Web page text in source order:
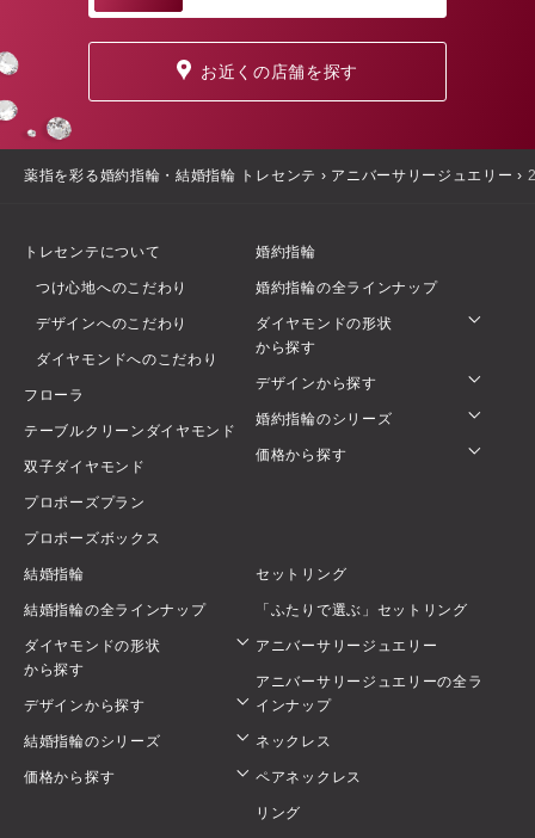
お近くの店舗を探す
薬指を彩る婚約指輪・結婚指輪 トレセンテ › アニバーサリージュエリー ›
トレセンテについて
つけ心地へのこだわり
デザインへのこだわり
ダイヤモンドへのこだわり
フローラ
テーブルクリーンダイヤモンド
双子ダイヤモンド
プロポーズプラン
プロポーズボックス
婚約指輪
婚約指輪の全ラインナップ
ダイヤモンドの形状
から探す
デザインから探す
婚約指輪のシリーズ
価格から探す
結婚指輪
結婚指輪の全ラインナップ
ダイヤモンドの形状
から探す
デザインから探す
結婚指輪のシリーズ
価格から探す
セットリング
「ふたりで選ぶ」セットリング
アニバーサリージュエリー
アニバーサリージュエリーの全ラ
インナップ
ネックレス
ペアネックレス
リング